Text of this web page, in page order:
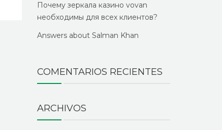
Почему зеркала казино vovan
необходимы для всех клиентов?
Answers about Salman Khan
COMENTARIOS RECIENTES
ARCHIVOS